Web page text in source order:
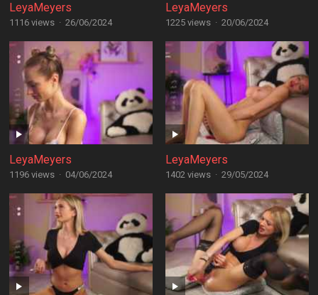
LeyaMeyers
1116 views · 26/06/2024
LeyaMeyers
1225 views · 20/06/2024
LeyaMeyers
1196 views · 04/06/2024
LeyaMeyers
1402 views · 29/05/2024